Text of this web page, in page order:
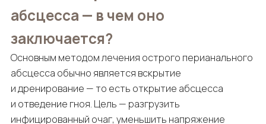
абсцесса — в чем оно
заключается?
Основным методом лечения острого перианального
абсцесса обычно является вскрытие
и дренирование — то есть открытие абсцесса
и отведение гноя. Цель — разгрузить
инфицированный очаг, уменьшить напряжение